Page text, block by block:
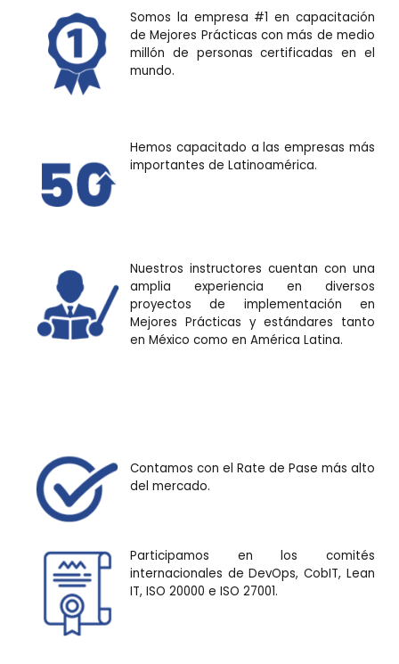
Somos la empresa #1 en capacitación
de Mejores Prácticas con más de medio
millón de personas certificadas en el
mundo.
Hemos capacitado a las empresas más
importantes de Latinoamérica.
Nuestros instructores cuentan con una
amplia experiencia en diversos
proyectos de implementación en
Mejores Prácticas y estándares tanto
en México como en América Latina.
Contamos con el Rate de Pase más alto
del mercado.
Participamos en los comités
internacionales de DevOps, CobIT, Lean
IT, ISO 20000 e ISO 27001.